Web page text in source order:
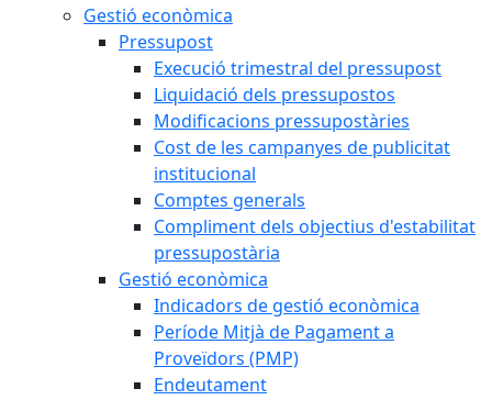
Gestió econòmica
Pressupost
Execució trimestral del pressupost
Liquidació dels pressupostos
Modificacions pressupostàries
Cost de les campanyes de publicitat
institucional
Comptes generals
Compliment dels objectius d'estabilitat
pressupostària
Gestió econòmica
Indicadors de gestió econòmica
Període Mitjà de Pagament a
Proveïdors (PMP)
Endeutament